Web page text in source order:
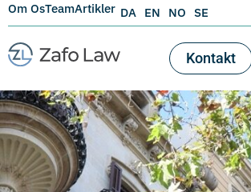
Om OsTeamArtikler DA EN NO SE
Kontakt